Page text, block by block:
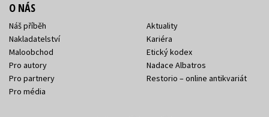
O NÁS
Náš příběh
Nakladatelství
Maloobchod
Pro autory
Pro partnery
Pro média
Aktuality
Kariéra
Etický kodex
Nadace Albatros
Restorio – online antikvariát